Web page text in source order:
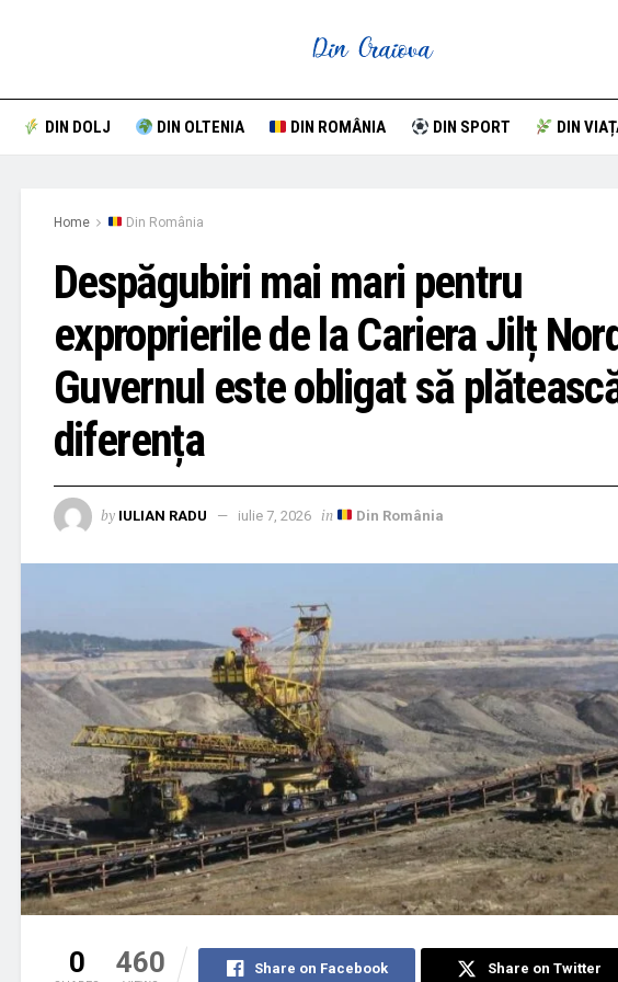
DIN DOLJ DIN OLTENIA DIN ROMÂNIA DIN SPORT DIN
Home Din România
Despăgubiri mai mari pentru
exproprierile de la Cariera Jilț
Guvernul este obligat să
diferența
by IULIAN RADU iulie 7, 2026 in Din România
0 460 Share on Facebook Share on Twitter